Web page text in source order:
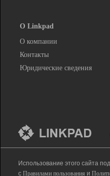
О Linkpad
О компании
Контакты
Юридические сведения
Использование этого сайта
с Правилами пользования и